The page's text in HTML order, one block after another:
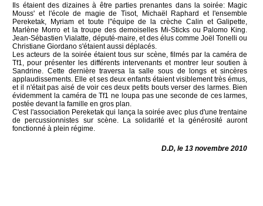
Ils étaient des dizaines à être parties prenantes dans la soirée: Magic
Mouss' et l'école de magie de Tisot, Michaël Raphard et l'ensemble
Pereketak, Myriam et toute l"équipe de la crèche Calin et Galipette,
Marlène Morro et la troupe des demoiselles Mi-Sticks ou Palomo King.
Jean-Sébastien Vialatte, député-maire, et des élus comme Joël Tonelli ou
Christiane Giordano s'étaient aussi déplacés.
Les acteurs de la soirée étaient tous sur scène, filmés par la caméra de
Tf1, pour présenter les différents intervenants et montrer leur soutien à
Sandrine. Cette dernière traversa la salle sous de longs et sincères
applaudissements. Elle et ses deux enfants étaient visiblement très émus,
et il n'était pas aisé de voir ces deux petits bouts verser des larmes. Bien
évidemment la caméra de Tf1 ne loupa pas une seconde de ces larmes,
postée devant la famille en gros plan.
C'est l'association Pereketak qui lança la soirée avec plus d'une trentaine
de percussionnistes sur scène. La solidarité et la générosité auront
fonctionné à plein régime.
D.D, le 13 novembre 2010